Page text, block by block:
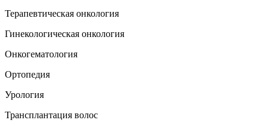
Терапевтическая онкология
Гинекологическая онкология
Онкогематология
Ортопедия
Урология
Трансплантация волос